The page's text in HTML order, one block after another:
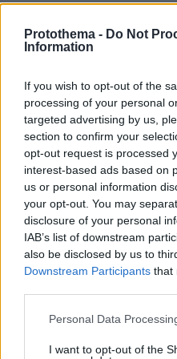
Protothema - Do Not
Information
If you wish to opt-out of the
processing of your personal
targeted advertising by us,
section to confirm your
opt-out request is processed
interest-based ads based on
us or personal information
your opt-out. You may
disclosure of your personal
IAB’s list of downstream
also be disclosed by us to
Downstream Participants that
Please note that this
not limited to your visit or
Personal Data
I want to opt-out of the
Συναγερμός στην Έδεσσα
μετά την ορκωμοσία του
Τουλάχιστον 22 νεκροί
λεωφορείων στον Νίγηρα
09.08.2026, 01:31
7 ηπειρώτικες πίτες:
μπατσαριά, και άλλες που
09.08.2026, 01:00
Συντριβή ελικοπτέρου στο
τέσσερις επιβαίνοντες
09.08.2026, 00:59
χιλιάδες αναγκάστηκαν να